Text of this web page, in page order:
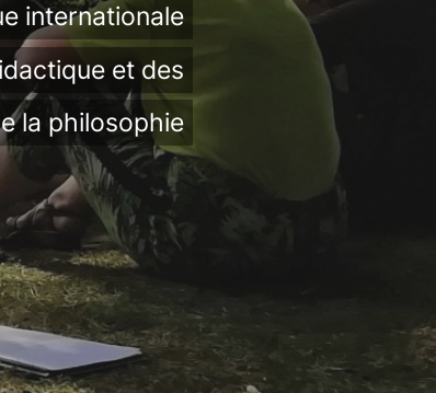
internationale
et des
la philosophie